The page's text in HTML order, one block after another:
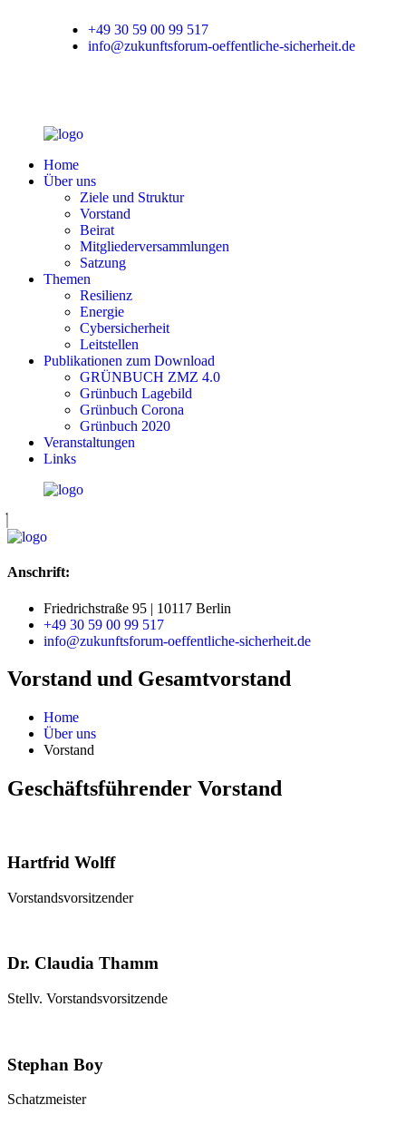
+49 30 59 00 99 517
info@zukunftsforum-oeffentliche-sicherheit.de
Home
Über uns
Ziele und Struktur
Vorstand
Beirat
Mitgliederversammlungen
Satzung
Themen
Resilienz
Energie
Cybersicherheit
Leitstellen
Publikationen zum Download
GRÜNBUCH ZMZ 4.0
Grünbuch Lagebild
Grünbuch Corona
Grünbuch 2020
Veranstaltungen
Links
Anschrift:
Friedrichstraße 95 | 10117 Berlin
+49 30 59 00 99 517
info@zukunftsforum-oeffentliche-sicherheit.de
Vorstand und Gesamtvorstand
Home
Über uns
Vorstand
Geschäftsführender Vorstand
Hartfrid Wolff
Vorstandsvorsitzender
Dr. Claudia Thamm
Stellv. Vorstandsvorsitzende
Stephan Boy
Schatzmeister